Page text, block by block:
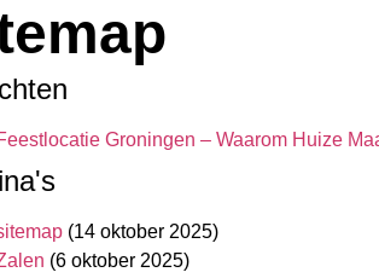
Groningen – Waarom Huize
(14 oktober 2025)
(6 oktober 2025)